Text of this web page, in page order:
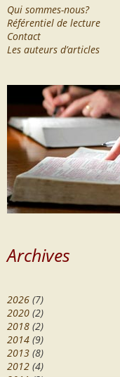
Qui sommes-nous?
Référentiel de lecture
Contact
Les auteurs d’articles
Archives
2026 (7)
2020 (2)
2018 (2)
2014 (9)
2013 (8)
2012 (4)